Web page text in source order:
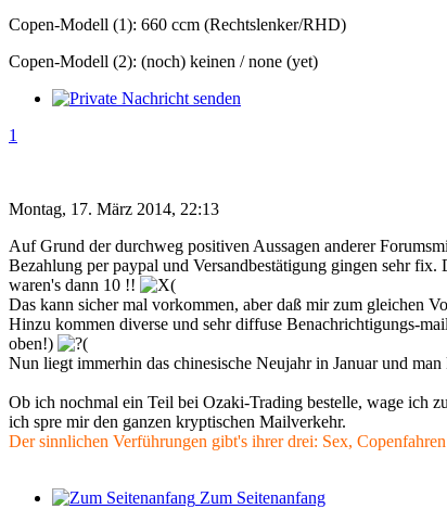
Copen-Modell (1): 660 ccm (Rechtslenker/RHD)
Copen-Modell (2): (noch) keinen / none (yet)
1
Montag, 17. März 2014, 22:13
Auf Grund der durchweg positiven Aussagen anderer
Bezahlung per paypal und Versandbestätigung gingen sehr
waren's dann 10 !!
Das kann sicher mal vorkommen, aber daß mir zum gleichen
Hinzu kommen diverse und sehr diffuse Benachrichtigungs-
oben!)
Nun liegt immerhin das chinesische Neujahr in Januar und
Ob ich nochmal ein Teil bei Ozaki-Trading bestelle, wage ich
ich spre mir den ganzen kryptischen Mailverkehr.
Der sinnlichen Verführungen gibt's ihrer drei: Sex,
Zum Seitenanfang